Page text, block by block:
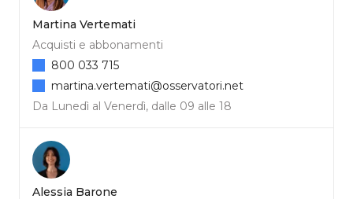
Martina Vertemati
Acquisti e abbonamenti
Da Lunedì al Venerdì, dalle 09 alle 18
800 033 715
martina.vertemati@osservatori.net
Alessia Barone